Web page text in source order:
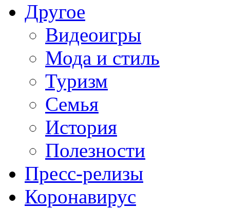
Другое
Видеоигры
Мода и стиль
Туризм
Семья
История
Полезности
Пресс-релизы
Коронавирус